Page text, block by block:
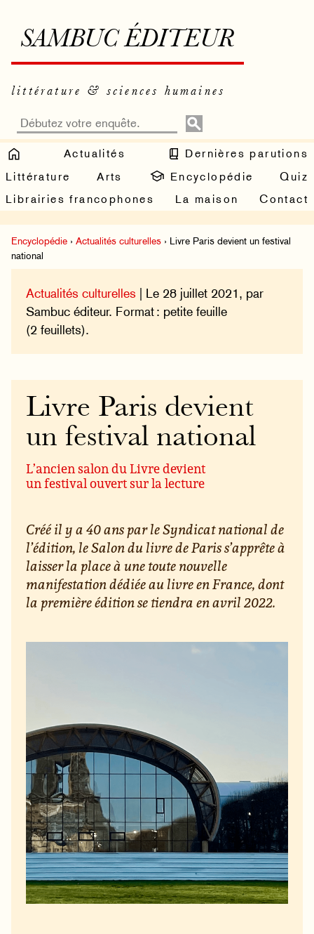
SAMBUC ÉDITEUR
littérature & sciences humaines
Actualités
Dernières parutions
Littérature
Arts Encyclopédie
Quiz
Librairies francophones
La maison Contact
Encyclopédie › Actualités culturelles › Livre Paris devient un festival
national
Actualités culturelles | Le 28 juillet 2021, par
Sambuc éditeur. Format : petite feuille
(2 feuillets).
Livre Paris devient
un festival national
L’ancien salon du Livre devient
un festival ouvert sur la lecture
Créé il y a 40 ans par le Syndicat national de
l’édition, le Salon du livre de Paris s’apprête à
laisser la place à une toute nouvelle
manifestation dédiée au livre en France, dont
la première édition se tiendra en avril 2022.